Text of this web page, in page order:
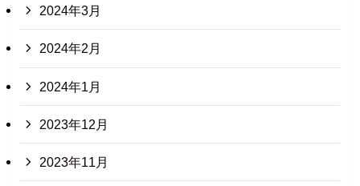
2024年3月
2024年2月
2024年1月
2023年12月
2023年11月